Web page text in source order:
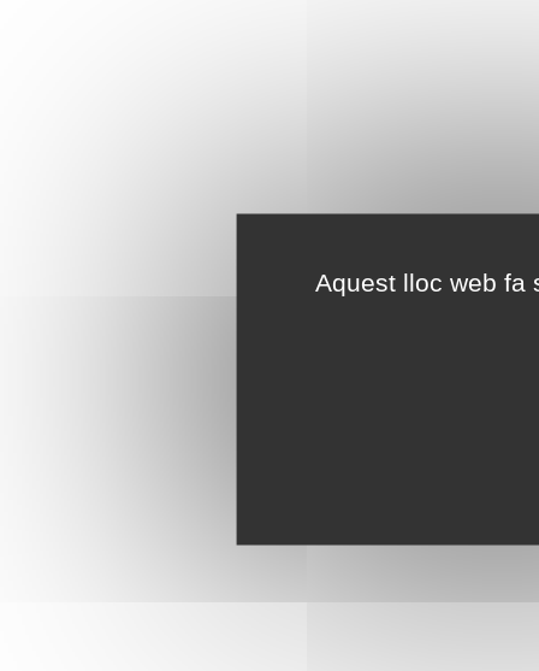
Aquest lloc web fa